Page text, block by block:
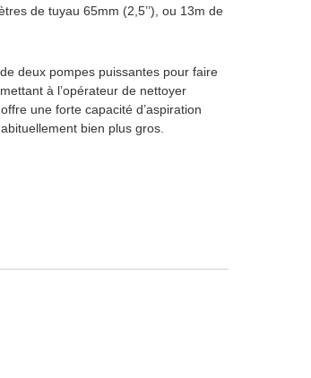
de tuyau 65mm (2,5’’), ou 13m de
deux pompes puissantes pour faire
à l’opérateur de nettoyer
une forte capacité d’aspiration
bien plus gros.